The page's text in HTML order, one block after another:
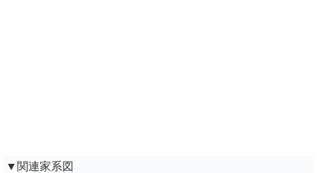
▼関連家系図